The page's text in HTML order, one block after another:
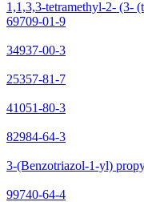
1,1,3,3-tetramethyl-2- (3-
69709-01-9
34937-00-3
25357-81-7
41051-80-3
82984-64-3
3-(Benzotriazol-1-yl)
99740-64-4